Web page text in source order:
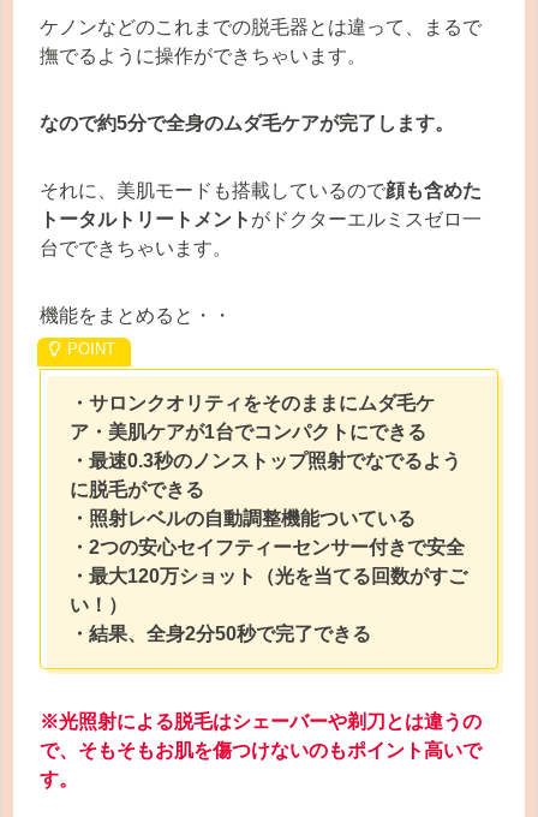
ケノンなどのこれまでの脱毛器とは違って、まるで
撫でるように操作ができちゃいます。
なので約5分で全身のムダ毛ケアが完了します。
それに、美肌モードも搭載しているので顔も含めた
トータルトリートメント がドクターエルミスゼロ一
台でできちゃいます。
機能をまとめると・・
・サロンクオリティをそのままにムダ毛ケ
ア・美肌ケアが1台でコンパクトにできる
・最速0.3秒のノンストップ照射でなでるよう
に脱毛ができる
・照射レベルの自動調整機能ついている
・2つの安心セイフティーセンサー付きで安全
・最大120万ショット（光を当てる回数がすご
い！）
・結果、全身2分50秒で完了できる
※光照射による脱毛はシェーバーや剃刀とは違うの
で、そもそもお肌を傷つけないのもポイント高いで
す。